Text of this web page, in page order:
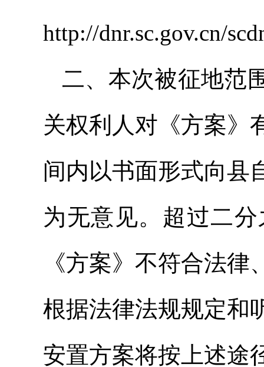
http://dnr.sc.gov.cn/
二、本次被征地范
关权利人对《方案》
间内以书面形式向县
为无意见。超过二
《方案》不符合法
根据法律法规规定和
安置方案将按上述途